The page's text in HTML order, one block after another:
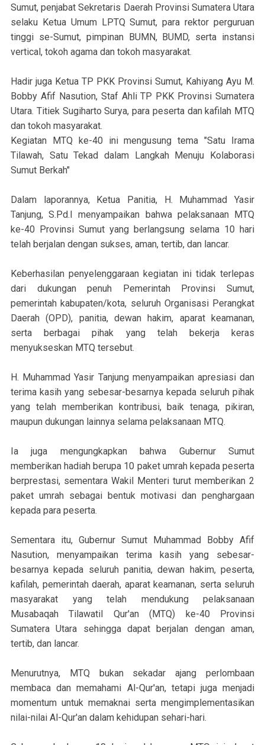
Sumut, penjabat Sekretaris Daerah Provinsi Sumatera Utara
selaku Ketua Umum LPTQ Sumut, para rektor perguruan
tinggi se-Sumut, pimpinan BUMN, BUMD, serta instansi
vertical, tokoh agama dan tokoh masyarakat.
Hadir juga Ketua TP PKK Provinsi Sumut, Kahiyang Ayu M.
Bobby Afif Nasution, Staf Ahli TP PKK Provinsi Sumatera
Utara. Titiek Sugiharto Surya, para peserta dan kafilah MTQ
dan tokoh masyarakat.
Kegiatan MTQ ke-40 ini mengusung tema "Satu Irama
Tilawah, Satu Tekad dalam Langkah Menuju Kolaborasi
Sumut Berkah"
Dalam laporannya, Ketua Panitia, H. Muhammad Yasir
Tanjung, S.Pd.I menyampaikan bahwa pelaksanaan MTQ
ke-40 Provinsi Sumut yang berlangsung selama 10 hari
telah berjalan dengan sukses, aman, tertib, dan lancar.
Keberhasilan penyelenggaraan kegiatan ini tidak terlepas
dari dukungan penuh Pemerintah Provinsi Sumut,
pemerintah kabupaten/kota, seluruh Organisasi Perangkat
Daerah (OPD), panitia, dewan hakim, aparat keamanan,
serta berbagai pihak yang telah bekerja keras
menyukseskan MTQ tersebut.
H. Muhammad Yasir Tanjung menyampaikan apresiasi dan
terima kasih yang sebesar-besarnya kepada seluruh pihak
yang telah memberikan kontribusi, baik tenaga, pikiran,
maupun dukungan lainnya selama pelaksanaan MTQ.
Ia juga mengungkapkan bahwa Gubernur Sumut
memberikan hadiah berupa 10 paket umrah kepada peserta
berprestasi, sementara Wakil Menteri turut memberikan 2
paket umrah sebagai bentuk motivasi dan penghargaan
kepada para peserta.
Sementara itu, Gubernur Sumut Muhammad Bobby Afif
Nasution, menyampaikan terima kasih yang sebesar-
besarnya kepada seluruh panitia, dewan hakim, peserta,
kafilah, pemerintah daerah, aparat keamanan, serta seluruh
masyarakat yang telah mendukung pelaksanaan
Musabaqah Tilawatil Qur'an (MTQ) ke-40 Provinsi
Sumatera Utara sehingga dapat berjalan dengan aman,
tertib, dan lancar.
Menurutnya, MTQ bukan sekadar ajang perlombaan
membaca dan memahami Al-Qur'an, tetapi juga menjadi
momentum untuk memaknai serta mengimplementasikan
nilai-nilai Al-Qur'an dalam kehidupan sehari-hari.